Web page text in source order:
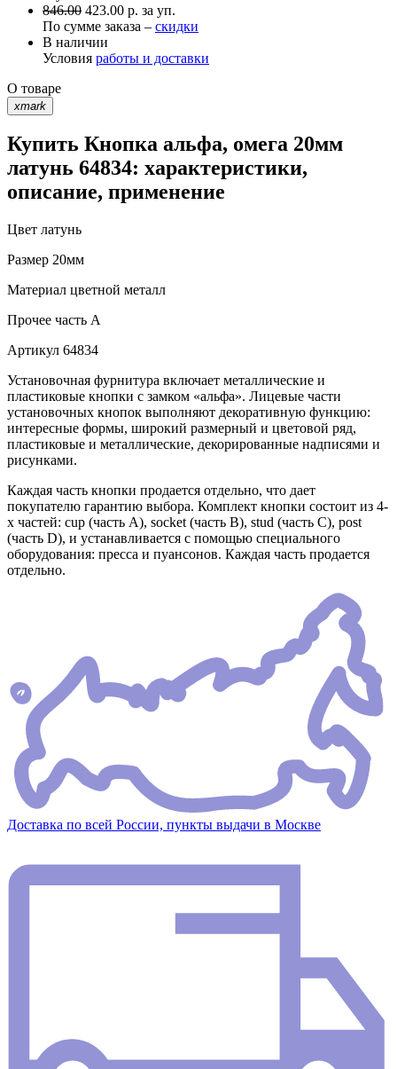
846.00 423.00 р. за уп.
По сумме заказа – скидки
В наличии
Условия работы и доставки
О товаре
xmark
Купить Кнопка альфа, омега 20мм
латунь 64834: характеристики,
описание, применение
Цвет латунь
Размер 20мм
Материал цветной металл
Прочее часть A
Артикул 64834
Установочная фурнитура включает металлические и
пластиковые кнопки с замком «альфа». Лицевые части
установочных кнопок выполняют декоративную функцию:
интересные формы, широкий размерный и цветовой ряд,
пластиковые и металлические, декорированные надписями и
рисунками.
Каждая часть кнопки продается отдельно, что дает
покупателю гарантию выбора. Комплект кнопки состоит из 4-
х частей: cup (часть А), socket (часть В), stud (часть С), post
(часть D), и устанавливается с помощью специального
оборудования: пресса и пуансонов. Каждая часть продается
отдельно.
Доставка по всей России, пункты выдачи в Москве